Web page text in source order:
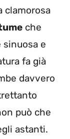
clamorosa
che
e
fa già
davvero
può che
astanti.